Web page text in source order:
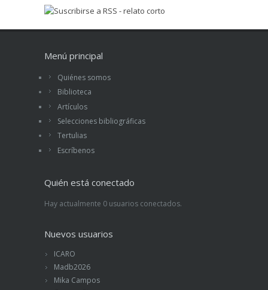
Menú principal
Quiénes somos
Biblioteca
Artículos
Selecciones bibliográficas
Tertulias
Escríbenos
Quién está conectado
Hay actualmente 0 usuarios conectados.
Nuevos usuarios
ICARO
Madb2026
Mika Campos